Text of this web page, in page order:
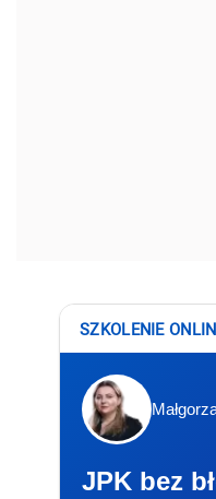
SZKOLENIE
JPK bez